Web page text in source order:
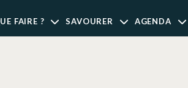
FAIRE ? SAVOURER AGENDA